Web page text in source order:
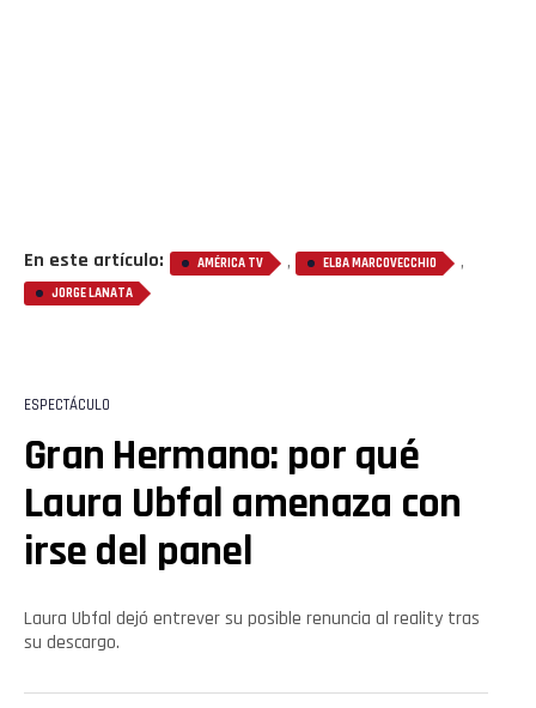
En este artículo: AMÉRICA TV , ELBA MARCOVECCHIO ,
JORGE LANATA
ESPECTÁCULO
Gran Hermano: por qué
Laura Ubfal amenaza con
irse del panel
Laura Ubfal dejó entrever su posible renuncia al reality tras
su descargo.
Email